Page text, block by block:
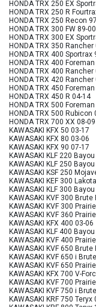
HONDA TRX 250 EX
HONDA TRX 250 R
HONDA TRX 250 Recon
HONDA TRX 300 FW 89-00
HONDA TRX 300 EX
HONDA TRX 350 Rancher
HONDA TRX 400 Sportrax
HONDA TRX 400
HONDA TRX 400 Rancher
HONDA TRX 420 Rancher
HONDA TRX 450
HONDA TRX 450 R 04-14
HONDA TRX 500
HONDA TRX 500 Rubicon
HONDA TRX 700 XX 08-09
KAWASAKI KFX 50 03-17
KAWASAKI KFX 80 03-06
KAWASAKI KFX 90 07-17
KAWASAKI KLF 220
KAWASAKI KLF 250 Bayou
KAWASAKI KSF 250
KAWASAKI KEF 300
KAWASAKI KLF 300
KAWASAKI KVF 300 Brute
KAWASAKI KVF 300
KAWASAKI KVF 360
KAWASAKI KFX 400 03-06
KAWASAKI KLF 400
KAWASAKI KVF 400
KAWASAKI KVF 650 Brute
KAWASAKI KVF 650 i
KAWASAKI KVF 650
KAWASAKI KFX 700 V-
KAWASAKI KVF 700
KAWASAKI KVF 750 i
KAWASAKI KRF 750 Teryx